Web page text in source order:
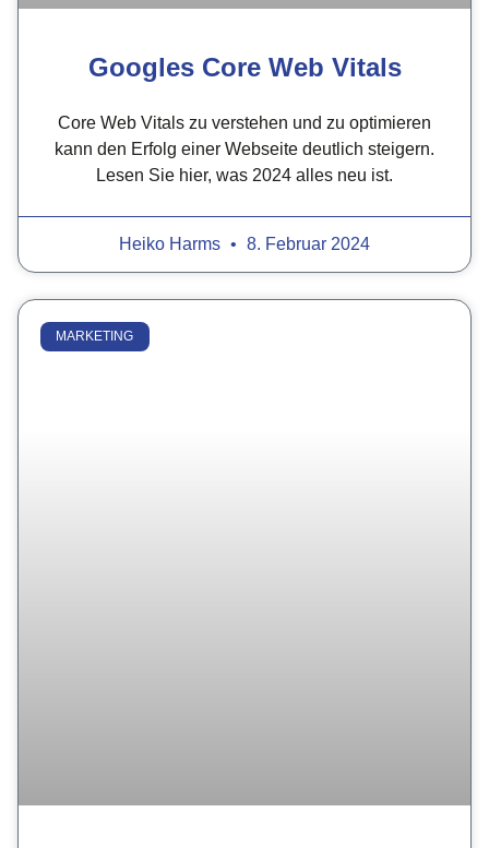
Googles Core Web Vitals
Core Web Vitals zu verstehen und zu optimieren
kann den Erfolg einer Webseite deutlich steigern.
Lesen Sie hier, was 2024 alles neu ist.
Heiko Harms 8. Februar 2024
MARKETING